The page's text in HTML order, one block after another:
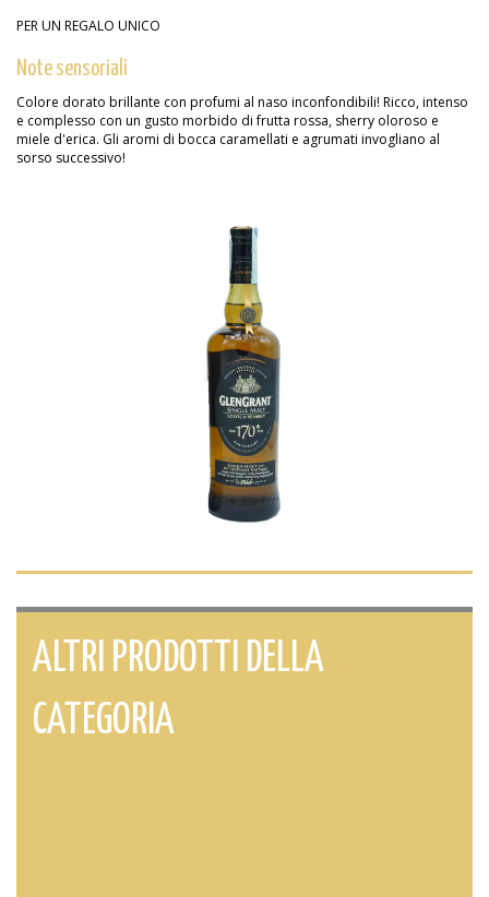
PER UN REGALO UNICO
Note sensoriali
Colore dorato brillante con profumi al naso inconfondibili! Ricco, intenso
e complesso con un gusto morbido di frutta rossa, sherry oloroso e
miele d'erica. Gli aromi di bocca caramellati e agrumati invogliano al
sorso successivo!
ALTRI PRODOTTI DELLA
CATEGORIA